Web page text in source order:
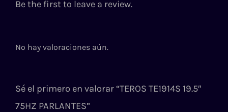
Be the first to leave a review.
No hay valoraciones aún.
Sé el primero en valorar “TEROS TE1914S 19.5″
75HZ PARLANTES”